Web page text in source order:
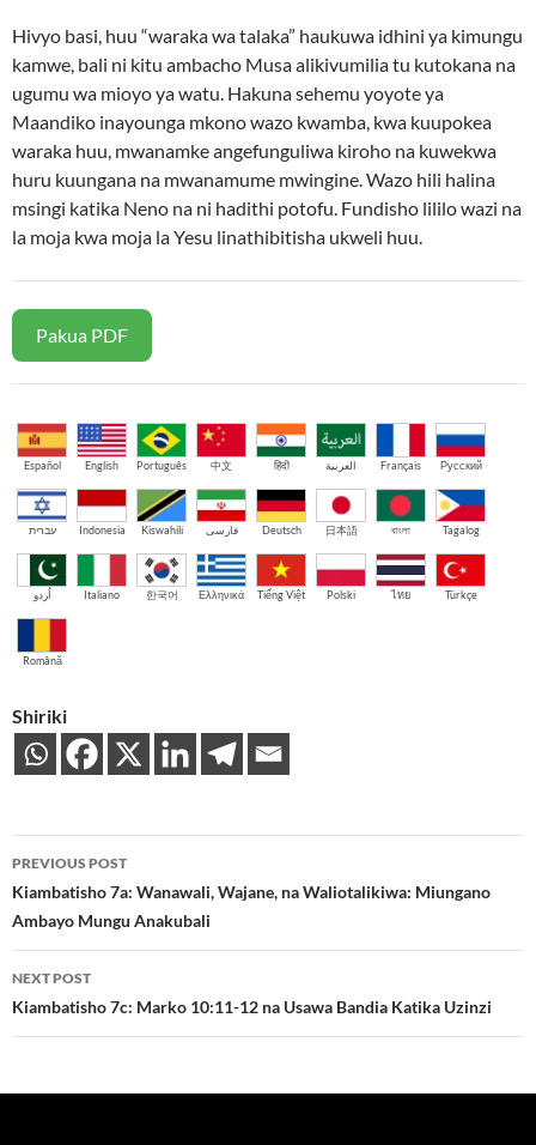
Hivyo basi, huu “waraka wa talaka” haukuwa idhini ya kimungu
kamwe, bali ni kitu ambacho Musa alikivumilia tu kutokana na
ugumu wa mioyo ya watu. Hakuna sehemu yoyote ya
Maandiko inayounga mkono wazo kwamba, kwa kuupokea
waraka huu, mwanamke angefunguliwa kiroho na kuwekwa
huru kuungana na mwanamume mwingine. Wazo hili halina
msingi katika Neno na ni hadithi potofu. Fundisho lililo wazi na
la moja kwa moja la Yesu linathibitisha ukweli huu.
Pakua PDF
Español English Português 中文 हिंदी العربية Français Русский
עברית Indonesia Kiswahili فارسی Deutsch 日本語 বাংলা Tagalog
اُردو Italiano 한국어 Ελληνικά Tiếng Việt Polski ไทย Türkçe
Română
Shiriki
Post
navigation
PREVIOUS POST
Kiambatisho 7a: Wanawali, Wajane, na Waliotalikiwa: Miungano
Ambayo Mungu Anakubali
NEXT POST
Kiambatisho 7c: Marko 10:11-12 na Usawa Bandia Katika Uzinzi